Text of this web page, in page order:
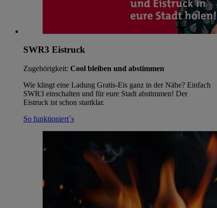
SWR3 Eistruck
Zugehörigkeit: Cool bleiben und abstimmen
Wie klingt eine Ladung Gratis-Eis ganz in der Nähe? Einfach
SWR3 einschalten und für eure Stadt abstimmen! Der
Eistruck ist schon startklar.
So funktioniert´s